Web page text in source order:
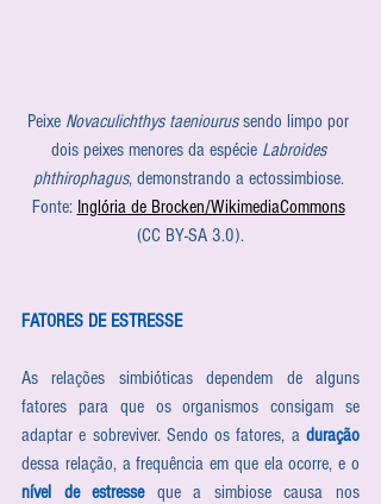
Peixe Novaculichthys taeniourus sendo limpo por
dois peixes menores da espécie Labroides
phthirophagus, demonstrando a ectossimbiose.
Fonte: Inglória de Brocken/WikimediaCommons
(CC BY-SA 3.0).
FATORES DE ESTRESSE
As relações simbióticas dependem de alguns
fatores para que os organismos consigam se
adaptar e sobreviver. Sendo os fatores, a duração
nível de estresse que a simbiose causa nos